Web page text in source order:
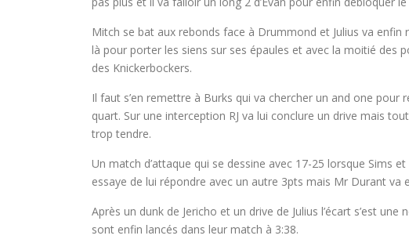
Mitch se bat aux rebonds face à Drummond et Julius va
là pour porter les siens sur ses épaules et avec la moitié des
des Knickerbockers.
Il faut s’en remettre à Burks qui va chercher un and one
quart. Sur une interception RJ va lui conclure un drive mais
trop tendre.
Un match d’attaque qui se dessine avec 17-25 lorsque Sims
essaye de lui répondre avec un autre 3pts mais Mr Durant va
Après un dunk de Jericho et un drive de Julius l’écart s’est
sont enfin lancés dans leur match à 3:38.